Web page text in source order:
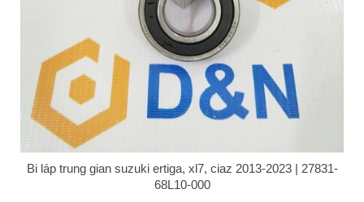
Bi láp trung gian suzuki ertiga, xl7, ciaz 2013-2023 | 27831-
68L10-000